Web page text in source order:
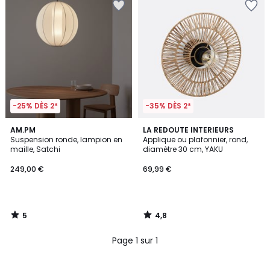
-25% DÈS 2*
AM.PM
Suspension ronde, lampion en
maille, Satchi
249,00 €
5
/
5
5
/
-35% DÈS 2*
LA REDOUTE INTERIEURS
Applique ou plafonnier, rond,
diamètre 30 cm, YAKU
69,99 €
4,8
/ 5
4,8
/
Page 1 sur 1